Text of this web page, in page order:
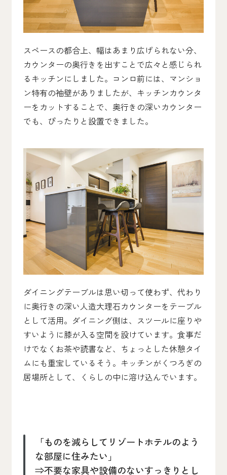
スペースの都合上、幅はあまり広げられない分、
カウンターの奥行きを出すことで広々と感じられ
るキッチンにしました。コンロ前には、マンショ
ン特有の袖壁がありましたが、キッチンカウンタ
ーをカットすることで、奥行きの深いカウンター
でも、ぴったりと設置できました。
ダイニングテーブルは思い切って使わず、代わり
に奥行きの深い人造大理石カウンターをテーブル
として活用。ダイニング側は、スツールに座りや
すいように膝が入る空間を設けています。食事だ
けでなくお茶や読書など、ちょっとした休憩タイ
ムにも重宝しているそう。キッチンがくつろぎの
居場所として、くらしの中に溶け込んでいます。
「ものを減らしてリゾートホテルのよう
な部屋に住みたい」
⇒不要な家具や設備のないすっきりとし